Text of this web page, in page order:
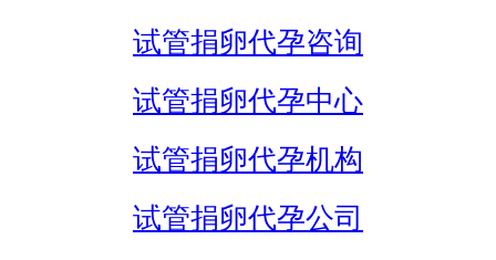
试管捐卵代孕咨询
试管捐卵代孕中心
试管捐卵代孕机构
试管捐卵代孕公司